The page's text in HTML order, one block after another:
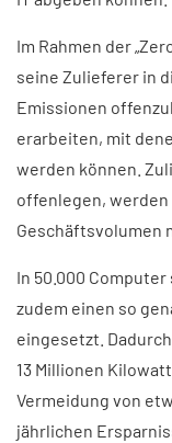
Im Rahmen der
seine Zulieferer in
Emissionen
erarbeiten, mit
werden können.
offenlegen,
Geschäftsvolumen
In 50.000
zudem einen so
eingesetzt.
13 Millionen
Vermeidung von
jährlichen